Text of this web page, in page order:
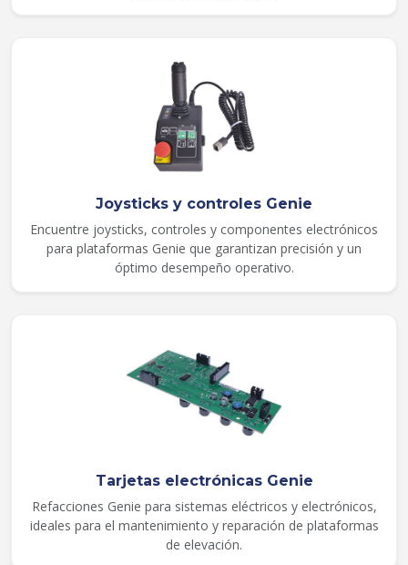
Joysticks y controles Genie
Encuentre joysticks, controles y componentes electrónicos
para plataformas Genie que garantizan precisión y un
óptimo desempeño operativo.
Tarjetas electrónicas Genie
Refacciones Genie para sistemas eléctricos y electrónicos,
ideales para el mantenimiento y reparación de plataformas
de elevación.